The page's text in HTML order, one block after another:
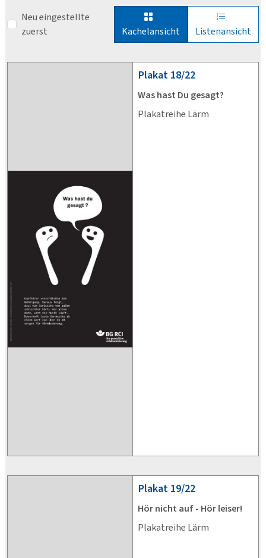
Neu eingestellte
zuerst
Kachelansicht Listenansicht
Plakat 18/22
Was hast Du gesagt?
Plakatreihe Lärm
Plakat 19/22
Hör nicht auf - Hör leiser!
Plakatreihe Lärm